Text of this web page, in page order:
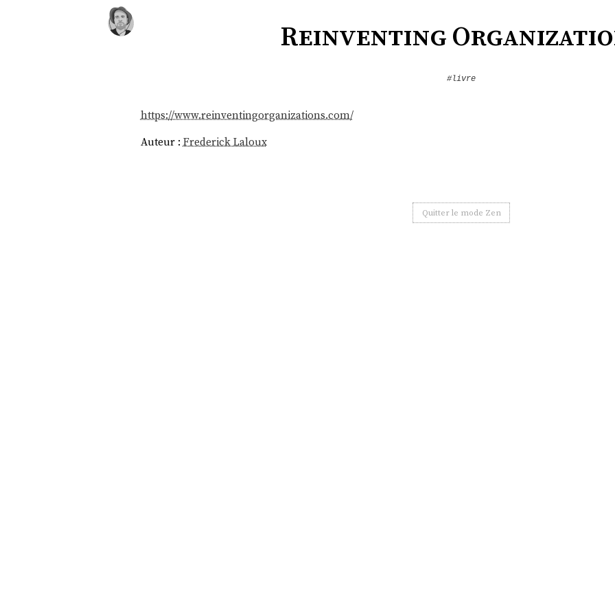
Reinventing
#livre
https://www.reinventingorganizations.com/
Auteur :Frederick Laloux
Quitter le mode Zen